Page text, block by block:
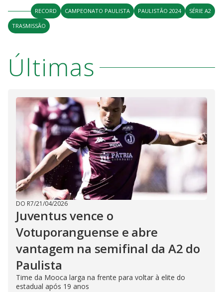
RECORD CAMPEONATO PAULISTA PAULISTÃO 2024
SÉRIE A2
TRASMISSÃO
Últimas
DO R7/21/04/2026
Juventus vence o
Votuporanguense e abre
vantagem na semifinal da A2 do
Paulista
Time da Mooca larga na frente para voltar à elite do
estadual após 19 anos